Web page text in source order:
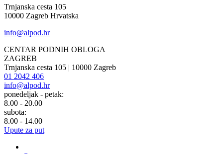
Trnjanska cesta 105
10000 Zagreb Hrvatska
info@alpod.hr
CENTAR PODNIH OBLOGA
ZAGREB
Trnjanska cesta 105 | 10000 Zagreb
01 2042 406
info@alpod.hr
ponedeljak - petak:
8.00 - 20.00
subota:
8.00 - 14.00
Upute za put